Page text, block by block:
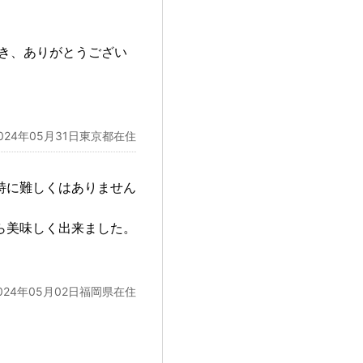
、ありがとうござい
年05月31日東京都在住
に難しくはありません
味しく出来ました。
年05月02日福岡県在住